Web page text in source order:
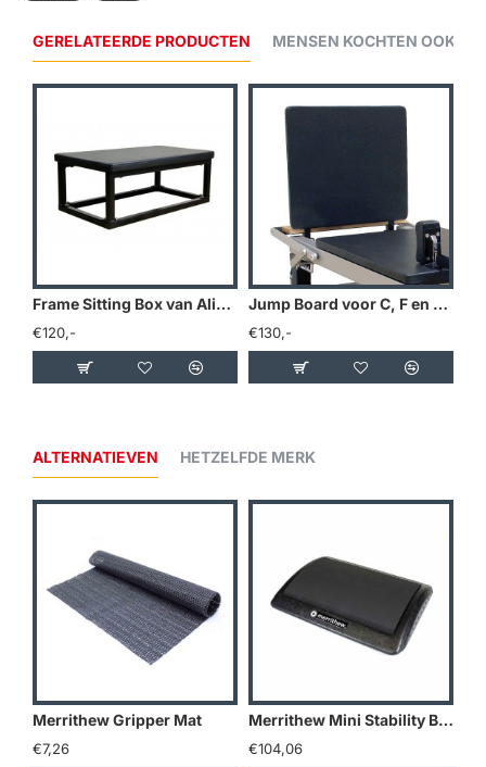
GERELATEERDE PRODUCTEN MENSEN KOCHTEN OOK...
Frame Sitting Box van Align-Pilates voor een pilates reformer
€120,-
Jump Board voor C, F en H Series - Home Pilates Reformers
€130,-
ALTERNATIEVEN HETZELFDE MERK
Merrithew Gripper Mat
€7,26
Merrithew Mini Stability Barrel Lite
€104,06